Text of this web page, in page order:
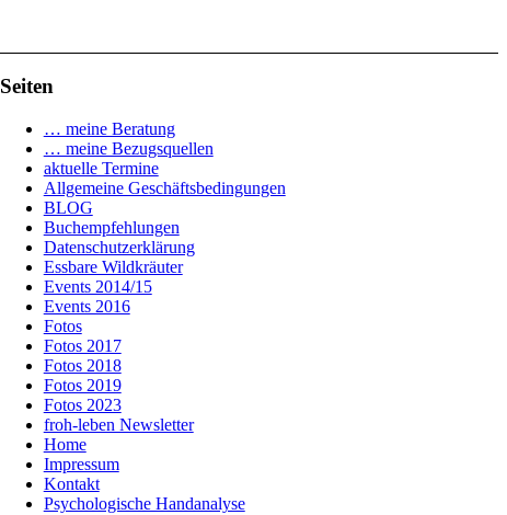
Seiten
… meine Beratung
… meine Bezugsquellen
aktuelle Termine
Allgemeine Geschäftsbedingungen
BLOG
Buchempfehlungen
Datenschutzerklärung
Essbare Wildkräuter
Events 2014/15
Events 2016
Fotos
Fotos 2017
Fotos 2018
Fotos 2019
Fotos 2023
froh-leben Newsletter
Home
Impressum
Kontakt
Psychologische Handanalyse